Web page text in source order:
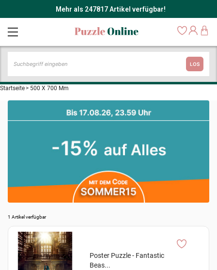
Mehr als 247817 Artikel verfügbar!
LOS
Startseite> 500 X 700 Mm
1 Artikel verfügbar
Poster Puzzle - Fantastic
Beas...